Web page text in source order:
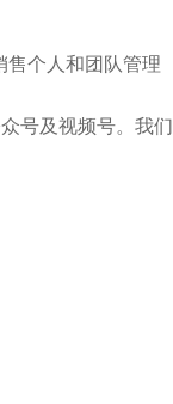
售个人和团队管理
号及视频号。我们